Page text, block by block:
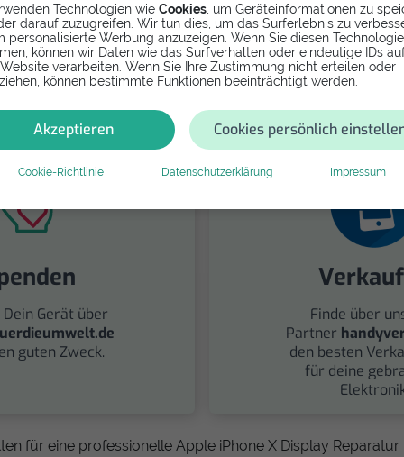
Technologien wie Cookies , um Geräteinformationen zu
darauf zuzugreifen. Wir tun dies, um das Surferlebnis zu
personalisierte Werbung anzuzeigen. Wenn Sie diesen
können wir Daten wie das Surfverhalten oder eindeutige IDs
verarbeiten. Wenn Sie Ihre Zustimmung nicht erteilen oder
können bestimmte Funktionen beeinträchtigt werden.
Akzeptieren Cookies persönlich
Cookie-Richtlinie Datenschutzerklärung Impressum
Selbst reparieren
Repariere dein iPhone X - Display mit Videoanleitung
selbst. Ersatzteile ab
Dein Gerät über
guten Zweck.
Finde über
Partner
den besten
für deine
für eine professionelle Apple iPhone X Display Reparatur